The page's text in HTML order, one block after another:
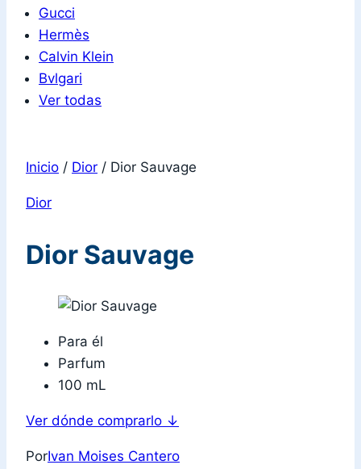
Gucci
Hermès
Calvin Klein
Bvlgari
Ver todas
Inicio / Dior / Dior Sauvage
Dior
Dior Sauvage
Para él
Parfum
100 mL
Ver dónde comprarlo ↓
PorIvan Moises Cantero